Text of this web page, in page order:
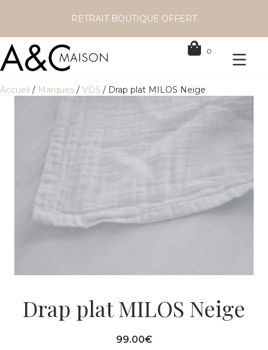
RETRAIT BOUTIQUE OFFERT
0
Accueil / Marques / VDS / Drap plat MILOS Neige
Drap plat MILOS Neige
99.00€